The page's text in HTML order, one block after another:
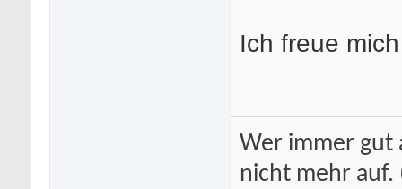
Ich freue
Wer immer gut
nicht mehr auf.